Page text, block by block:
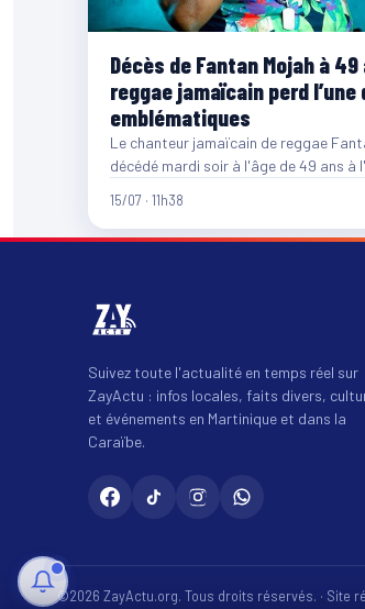
Décès de Fantan Mojah à
reggae jamaïcain perd
emblématiques
Le chanteur jamaïcain de reggae
décédé mardi soir à l'âge de 49 ans
15/07 · 11h38
Suivez toute l'actualité en temps réel sur
ZayActu : infos locales, faits divers,
et événements en Martinique et dans la
Caraïbe.
©2026 ZayActu.org. Tous droits réservés. · Site